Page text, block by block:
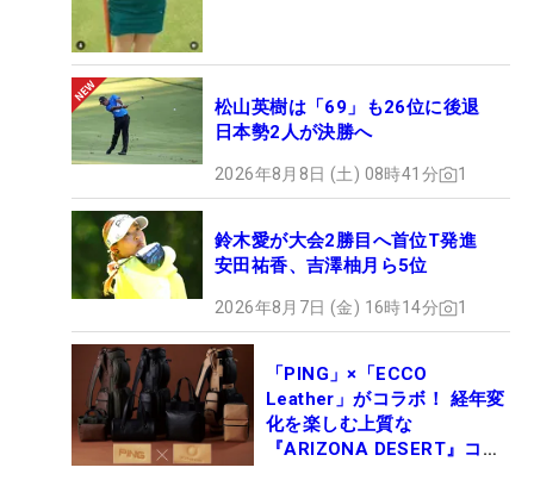
松山英樹は「69」も26位に後退
日本勢2人が決勝へ
2026年8月8日 (土) 08時41分 1
鈴木愛が大会2勝目へ首位T発進
安田祐香、吉澤柚月ら5位
2026年8月7日 (金) 16時14分 1
「PING」×「ECCO
Leather」がコラボ！ 経年変
化を楽しむ上質な
『ARIZONA DESERT』コレ